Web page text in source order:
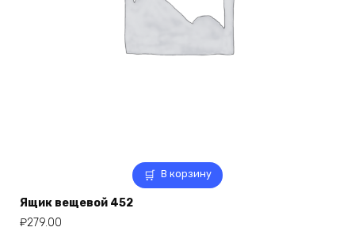
В корзину
Ящик вещевой 452
₽279.00